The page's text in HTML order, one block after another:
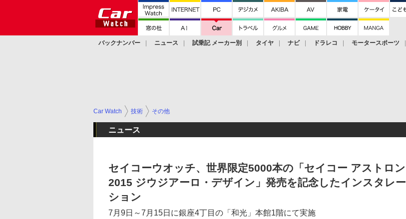
バックナンバー ニュース 試乗記 メーカー別 タイヤ ナビ ドラレコ モータースポーツ
Car Watch 技術 その他
ニュース
セイコーウオッチ、世界限定5000本の「セイコー アストロン
2015 ジウジアーロ・デザイン」発売を記念したインスタレー
ション
7月9日～7月15日に銀座4丁目の「和光」本館1階にて実施